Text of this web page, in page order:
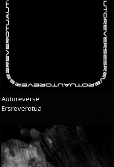
Autoreverse
Ersreverotua